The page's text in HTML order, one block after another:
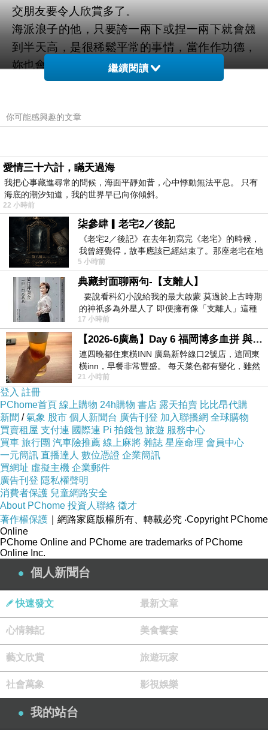
交朋友要令人欣賞多了。
海派浪子的他，只要誇一兩下或捏一兩下就會翹
到半天高，是很稀鬆平常的事情，當作作功德，
妳也會過得很好。
至於愛上牡羊BOSS的妳，他的海派尤其會淋漓
海兩節是沒關係。
▼【金牛座】
他不會時刻盯人，但就是會突然冒出來讓人覺得
哪裡不舒服……，原諒他，他其實在旁邊看
（等）了很久了。
反正，跟他在一起也要習慣，他很慢熱，談的話
題通常又無趣，還是直接進入主題比較實在。
▼【雙子座】
雙子BOSS突然跟妳好了起來的話，表示他對妳
有意思，反之，他突然跟你有了距離，好像就從
妳身旁飛過去，卻不見人影，妳也找不到他，那
肯定是他膩了，妳就摸摸鼻子換別的BOSS，呃
不，總之就別再苦戀他行了。
▼【巨蟹座】
他總是把妳的喜怒哀樂盡收眼底，但不太會主動
搭訕。
繼續閱讀
你可能感興趣的文章
愛情三十六計，瞞天過海
我把心事藏進尋常的問候，海面平靜如昔，心中悸動無法平息。 只有
海底的潮汐知道，我的世界早已向你傾斜。
22 小時前
柒參肆▎老宅2／後記
《老宅2／後記》在去年初寫完《老宅》的時候，
我曾經覺得，故事應該已經結束了。那座老宅在地
震中倒塌，七個人終於離開那片黑暗，
5 小時前
典藏封面聊兩句-【支離人】
要說看科幻小說給我的最大啟蒙 莫過於上古時期
的神祇多為外星人了 即便擁有像「支離人」這種
驚世駭俗的神通法門 也未必讀
17 小時前
【2026-6廣島】Day 6 福岡博多血拼 與機場接送少年司機深夜對談
連四晚都住東橫INN 廣島新幹線口2號店，這間東
橫inn，早餐非常豐盛。 每天菜色都有變化，雖然
看到工作人員拿出料理包加熱，但
21 小時前
登入 註冊
PChome首頁 線上購物 24h購物 書店 露天拍賣 比比昂代購
新聞 /氣象 股市 個人新聞台 廣告刊登 加入聯播網 全球購物
買賣租屋 支付連 國際連 Pi 拍錢包 旅遊 服務中心
買車 旅行團 汽車險推薦 線上麻將 雜誌 星座命理 會員中心
一元簡訊 直播達人 數位憑證 企業簡訊
買網址 虛擬主機 企業郵件
廣告刊登 隱私權聲明
消費者保護 兒童網路安全
About PChome 投資人聯絡 徵才
著作權保護 ｜網路家庭版權所有、轉載必究 ‧Copyright PChome
Online
PChome Online and PChome are trademarks of PChome
Online Inc.
個人新聞台
快速發文 最新文章
心情雜記 美食饗宴
藝文欣賞 旅遊玩家
社會萬象 影視娛樂
我的站台